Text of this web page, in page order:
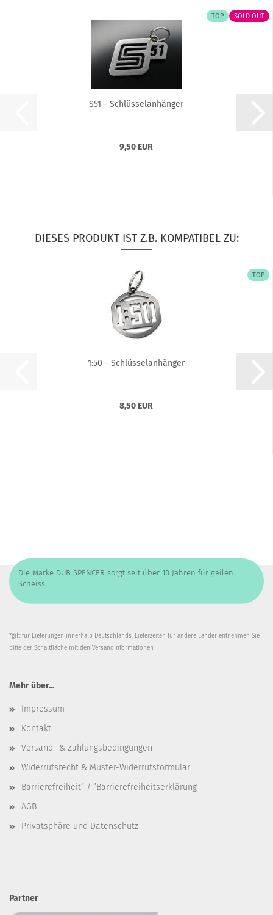
TOP SOLD OUT
S51 - Schlüsselanhänger
9,50 EUR
DIESES PRODUKT IST Z.B. KOMPATIBEL ZU:
TOP
1:50 - Schlüsselanhänger
8,50 EUR
Die Marke DUB SPENCER sorgt seit über 10 Jahren für geilen
Scheiss.
*gilt für Lieferungen innerhalb Deutschlands, Lieferzeiten für andere Länder entnehmen Sie
bitte der Schaltfläche mit den Versandinformationen
Mehr über...
Impressum
Kontakt
Versand- & Zahlungsbedingungen
Widerrufsrecht & Muster-Widerrufsformular
Barrierefreiheit” / ”Barrierefreiheitserklärung
AGB
Privatsphäre und Datenschutz
Partner